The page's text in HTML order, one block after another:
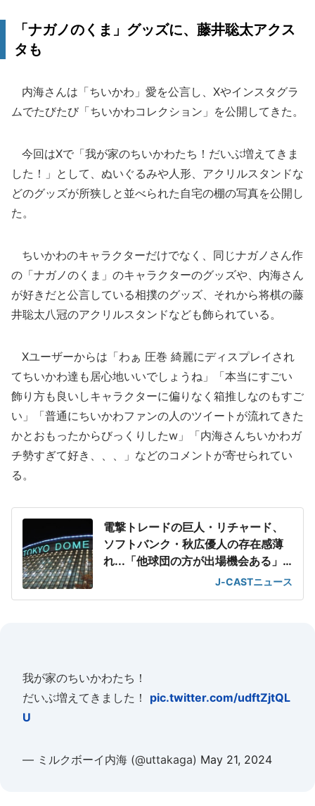
「ナガノのくま」グッズに、藤井聡太アクス
タも
内海さんは「ちいかわ」愛を公言し、Xやインスタグラ
ムでたびたび「ちいかわコレクション」を公開してきた。
今回はXで「我が家のちいかわたち！だいぶ増えてきま
した！」として、ぬいぐるみや人形、アクリルスタンドな
どのグッズが所狭しと並べられた自宅の棚の写真を公開し
た。
ちいかわのキャラクターだけでなく、同じナガノさん作
の「ナガノのくま」のキャラクターのグッズや、内海さん
が好きだと公言している相撲のグッズ、それから将棋の藤
井聡太八冠のアクリルスタンドなども飾られている。
Xユーザーからは「わぁ 圧巻 綺麗にディスプレイされ
てちいかわ達も居心地いいでしょうね」「本当にすごい
飾り方も良いしキャラクターに偏りなく箱推しなのもすご
い」「普通にちいかわファンの人のツイートが流れてきた
かとおもったからびっくりしたw」「内海さんちいかわガ
チ勢すぎて好き、、、」などのコメントが寄せられてい
る。
電撃トレードの巨人・リチャード、
ソフトバンク・秋広優人の存在感薄
れ...「他球団の方が出場機会ある」
J-CASTニュース
我が家のちいかわたち！
だいぶ増えてきました！ pic.twitter.com/udftZjtQL
U
— ミルクボーイ内海 (@uttakaga) May 21, 2024